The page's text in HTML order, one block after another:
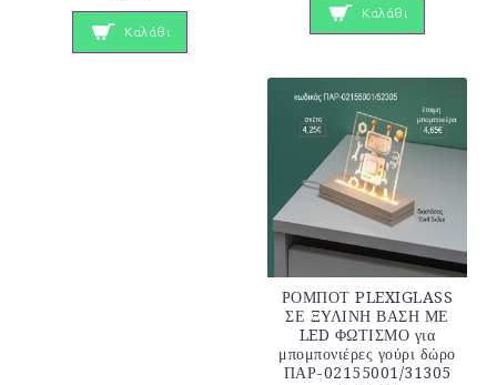
Καλάθι
Καλάθι
ΡΟΜΠΟΤ PLEXIGLASS
ΣΕ ΞΥΛΙΝΗ ΒΑΣΗ ΜΕ
LED ΦΩΤΙΣΜΟ για
μπομπονιέρες γούρι δώρο
ΠΑΡ-02155001/31305